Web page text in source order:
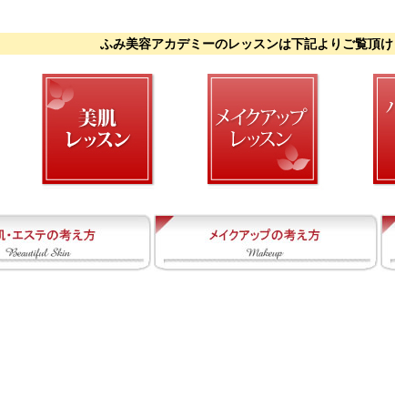
ふみ美容アカデミーのレッスンは下記よりご覧頂